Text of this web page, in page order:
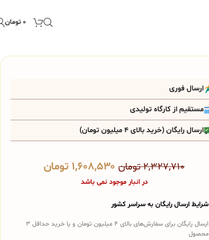
۰ تومان
ارسال فوری
مستقیم از کارگاه تولیدی
ارسال رایگان (خرید بالای 4 میلیون تومان)
۲,۳۲۷,۷۱۰تومان ۱,۶۰۸,۵۳۰ تومان
در انبار موجود نمی باشد
شرایط ارسال رایگان به سراسر کشور
ارسال رایگان برای سفارش‌های بالای 4 میلیون تومان و یا خرید حداقل 3
محصول